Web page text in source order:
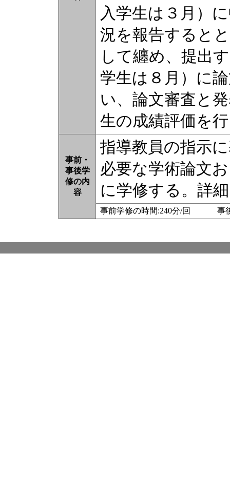
入学生は３月）
況を報告すると
して纏め、提出
学生は８月）に
い、論文審査と
生の成績評価を
事前・
事後学
修の内
容
指導教員の指示
必要な学術論文
に学修する。詳
事前学修の時間:240分/回 事後